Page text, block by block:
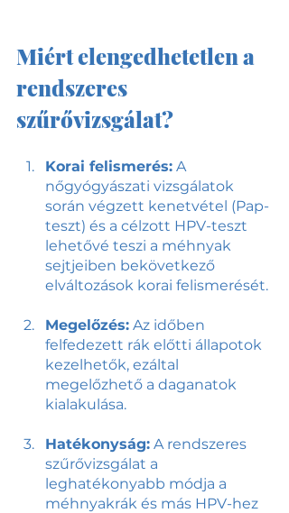
Miért elengedhetetlen a
rendszeres
szűrővizsgálat?
Korai felismerés: A
nőgyógyászati vizsgálatok
során végzett kenetvétel (Pap-
teszt) és a célzott HPV-teszt
lehetővé teszi a méhnyak
sejtjeiben bekövetkező
elváltozások korai felismerését.
Megelőzés: Az időben
felfedezett rák előtti állapotok
kezelhetők, ezáltal
megelőzhető a daganatok
kialakulása.
Hatékonyság: A rendszeres
szűrővizsgálat a
leghatékonyabb módja a
méhnyakrák és más HPV-hez